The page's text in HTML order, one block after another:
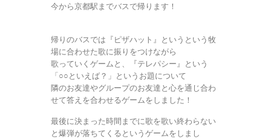
今から京都駅までバスで帰ります！
帰りのバスでは『ピザハット』というという牧
場に合わせた歌に振りをつけながら
歌っていくゲームと、『テレパシー』という
「○○といえば？」というお題について
隣のお友達やグループのお友達と心を通じ合わ
せて答えを合わせるゲームをしました！
最後に決まった時間までに歌を歌い終わらない
と爆弾が落ちてくるというゲームをしまし